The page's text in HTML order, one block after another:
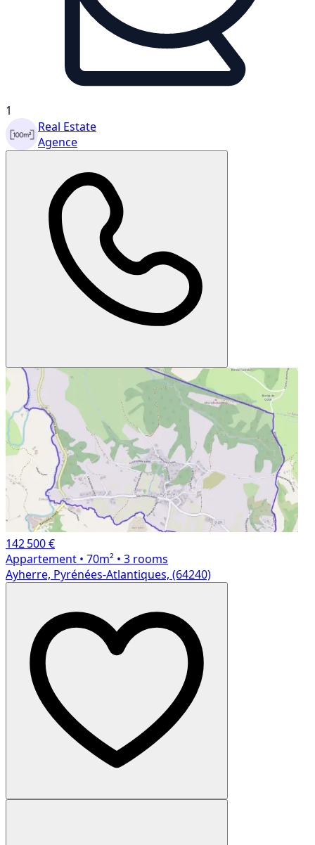
1
Real Estate
Agence
142 500 €
Appartement • 70m² • 3 rooms
Ayherre, Pyrénées-Atlantiques, (64240)